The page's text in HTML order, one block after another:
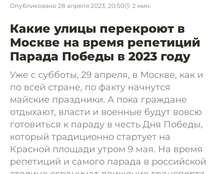
Опубликовано 28 апреля 2023, 20:50 2 мин.
Какие улицы перекроют в
Москве на время репетиций
Парада Победы в 2023 году
Уже с субботы, 29 апреля, в Москве, как и
по всей стране, по факту начнутся
майские праздники. А пока граждане
отдыхают, власти и военные будут вовсю
готовиться к параду в честь Дня Победы,
который традиционно стартует на
Красной площади утром 9 мая. На время
репетиций и самого парада в российской